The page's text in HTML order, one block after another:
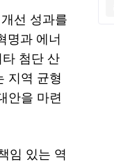
선 성과를
명과 에너
타 첨단 산
지역 균형
안을 마련
임 있는 역